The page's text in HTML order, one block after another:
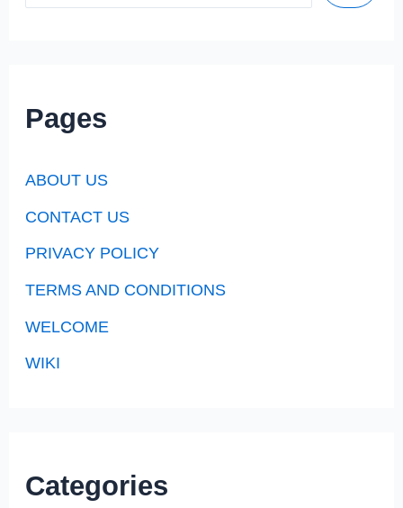
Pages
ABOUT US
CONTACT US
PRIVACY POLICY
TERMS AND CONDITIONS
WELCOME
WIKI
Categories